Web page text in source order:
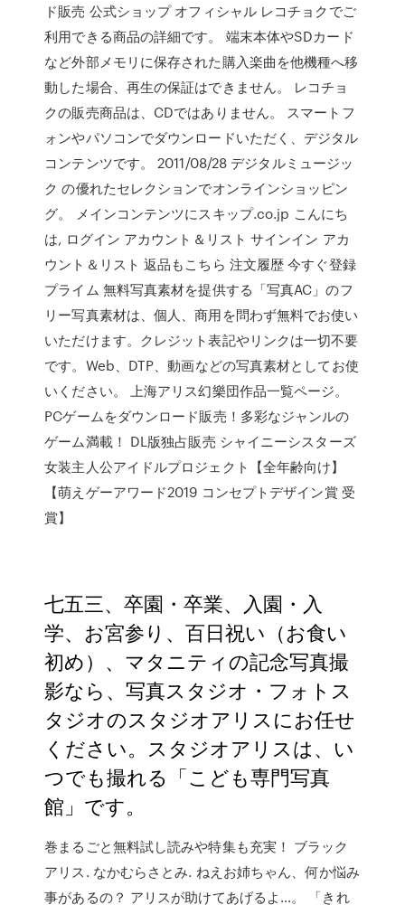
ド販売 公式ショップ オフィシャル レコチョクでご
利用できる商品の詳細です。 端末本体やSDカード
など外部メモリに保存された購入楽曲を他機種へ移
動した場合、再生の保証はできません。 レコチョ
クの販売商品は、CDではありません。 スマートフ
ォンやパソコンでダウンロードいただく、デジタル
コンテンツです。 2011/08/28 デジタルミュージッ
ク の優れたセレクションでオンラインショッピン
グ。 メインコンテンツにスキップ.co.jp こんにち
は, ログイン アカウント＆リスト サインイン アカ
ウント＆リスト 返品もこちら 注文履歴 今すぐ登録
プライム 無料写真素材を提供する「写真AC」のフ
リー写真素材は、個人、商用を問わず無料でお使い
いただけます。クレジット表記やリンクは一切不要
です。Web、DTP、動画などの写真素材としてお使
いください。 上海アリス幻樂団作品一覧ページ。
PCゲームをダウンロード販売！多彩なジャンルの
ゲーム満載！ DL版独占販売 シャイニーシスターズ
女装主人公アイドルプロジェクト【全年齢向け】
【萌えゲーアワード2019 コンセプトデザイン賞 受
賞】
七五三、卒園・卒業、入園・入
学、お宮参り、百日祝い（お食い
初め）、マタニティの記念写真撮
影なら、写真スタジオ・フォトス
タジオのスタジオアリスにお任せ
ください。スタジオアリスは、い
つでも撮れる「こども専門写真
館」です。
巻まるごと無料試し読みや特集も充実！ ブラック
アリス. なかむらさとみ. ねえお姉ちゃん、何か悩み
事があるの？ アリスが助けてあげるよ…。 「きれ